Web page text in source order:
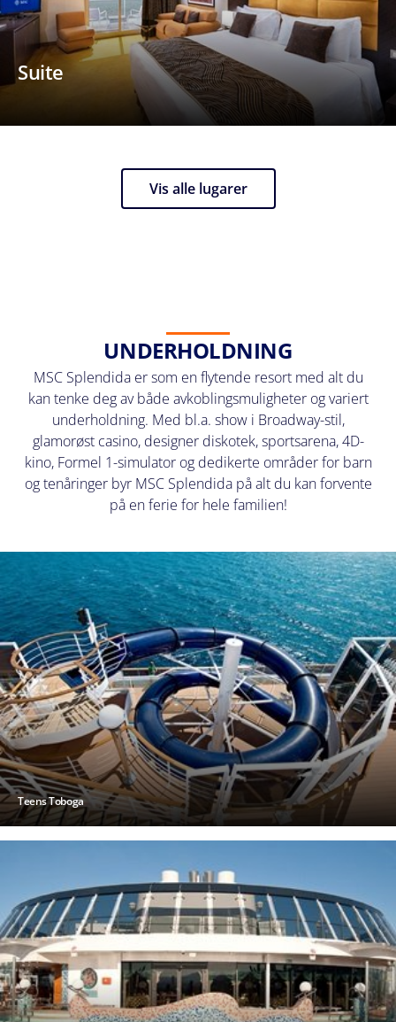
Suite
Vis alle lugarer
UNDERHOLDNING
MSC Splendida er som en flytende resort med alt du
kan tenke deg av både avkoblingsmuligheter og variert
underholdning. Med bl.a. show i Broadway-stil,
glamorøst casino, designer diskotek, sportsarena, 4D-
kino, Formel 1-simulator og dedikerte områder for barn
og tenåringer byr MSC Splendida på alt du kan forvente
på en ferie for hele familien!
Teens Toboga